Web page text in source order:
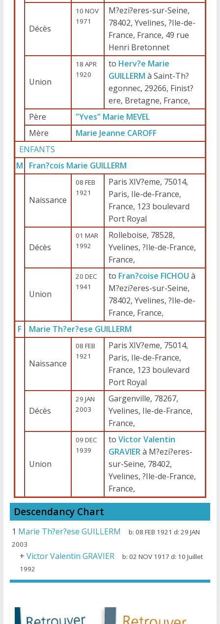
Décès
10 NOV
1971
M?ezi?eres-sur-Seine,
78402, Yvelines, ?Ile-de-
France, France, 49 rue
Henri Bretonnet
Union
18 APR
1920
to Herv?e Marie
GUILLERM à Saint-Th?
egonnec, 29266, Finist?
ere, Bretagne, France,
Père
"Yves" Marie MEVEL
Mère
Marie Jeanne CAROFF
ENFANTS
M
Fran?cois Marie GUILLERM
Naissance
08 FEB
1921
Paris XIV?eme, 75014,
Paris, Ile-de-France,
France, 123 boulevard
Port Royal
Décès
01 MAR
1992
Rolleboise, 78528,
Yvelines, ?Ile-de-France,
France,
Union
20 DEC
1941
to Fran?coise FICHOU à
M?ezi?eres-sur-Seine,
78402, Yvelines, ?Ile-de-
France, France,
F
Marie Th?er?ese GUILLERM
Naissance
08 FEB
1921
Paris XIV?eme, 75014,
Paris, Ile-de-France,
France, 123 boulevard
Port Royal
Décès
29 JAN
2003
Gargenville, 78267,
Yvelines, Ile-de-France,
France,
Union
09 DEC
1939
to Victor Valentin
GRAVIERà M?ezi?eres-
sur-Seine, 78402,
Yvelines, ?Ile-de-France,
France,
Descendancy Chart
1 Marie Th?er?ese GUILLERM b:08 FEB 1921 d:29 JAN
2003
+ Victor Valentin GRAVIER b:02 NOV 1917 d: 10 Juillet
1992